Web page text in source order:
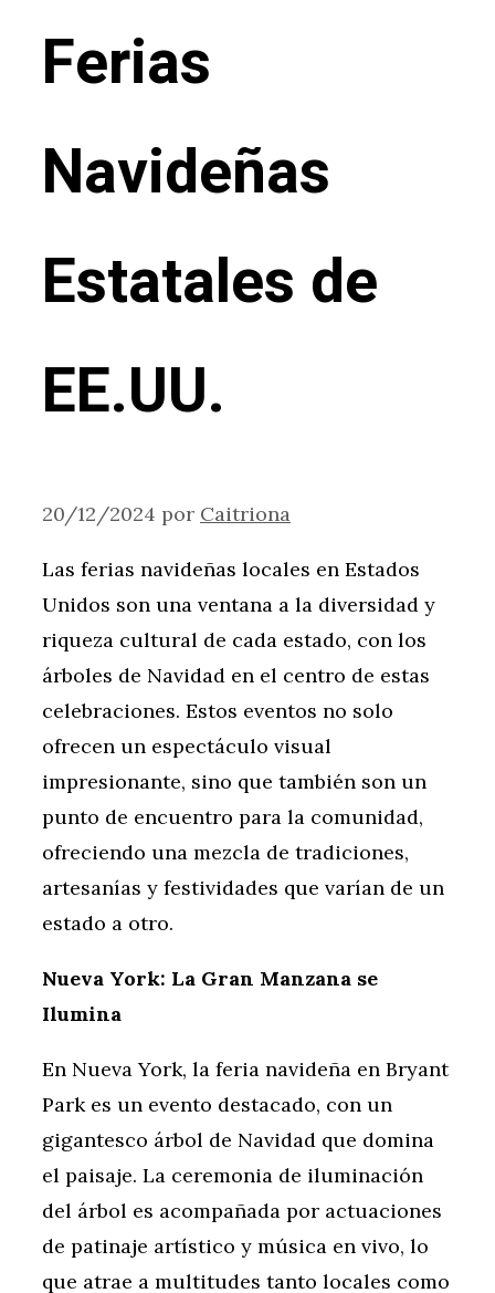
Ferias
Navideñas
Estatales de
EE.UU.
20/12/2024 por Caitriona
Las ferias navideñas locales en Estados
Unidos son una ventana a la diversidad y
riqueza cultural de cada estado, con los
árboles de Navidad en el centro de estas
celebraciones. Estos eventos no solo
ofrecen un espectáculo visual
impresionante, sino que también son un
punto de encuentro para la comunidad,
ofreciendo una mezcla de tradiciones,
artesanías y festividades que varían de un
estado a otro.
Nueva York: La Gran Manzana se
Ilumina
En Nueva York, la feria navideña en Bryant
Park es un evento destacado, con un
gigantesco árbol de Navidad que domina
el paisaje. La ceremonia de iluminación
del árbol es acompañada por actuaciones
de patinaje artístico y música en vivo, lo
que atrae a multitudes tanto locales como